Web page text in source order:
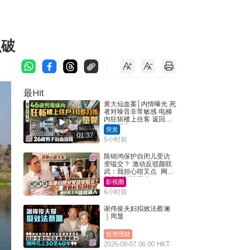
最Hit
01:37
黄大仙血案│内情曝光 死
者对噪音非常敏感 电梯
内狂斩楼上住客 返回住
所堕楼亡
突发
5小时前
陈锦鸿保护自闭儿受访
变嗌交？ 激动反驳颜联
武：我担心咁又点 网民
批主持咄咄逼人
影视圈
6小时前
谢伟俊夫妇拟效法蔡澜
｜周显
投资理财
2026-08-07 06:00 HKT